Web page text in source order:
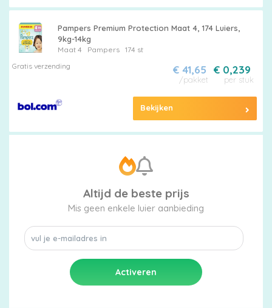
Pampers Premium Protection Maat 4, 174 Luiers,
9kg-14kg
Maat 4 Pampers
174 st
Gratis verzending
€ 0,239
per stuk
€ 41,65
/pakket
Bekijken
Altijd de beste prijs
Mis geen enkele luier aanbieding